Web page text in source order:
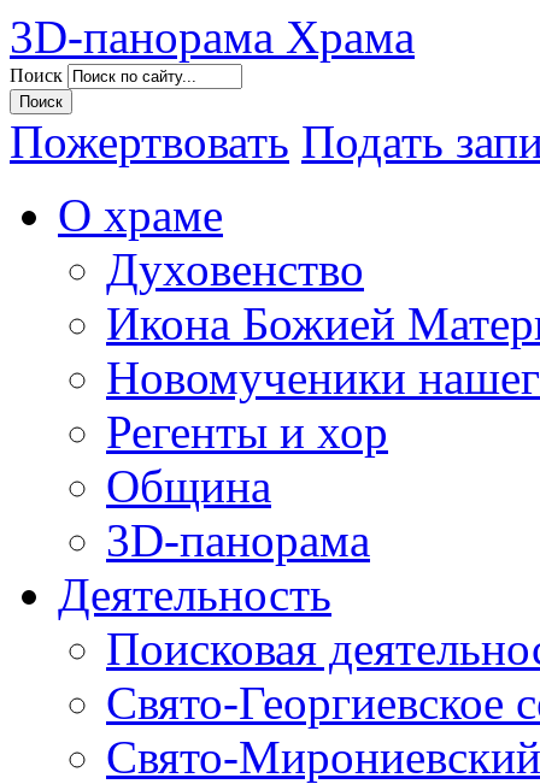
3D-панорама Храма
Поиск
Пожертвовать Подать
О храме
Духовенство
Икона Божией
Новомученики
Регенты и хор
Община
3D-панорама
Деятельность
Поисковая
Свято-Георгиевское
Свято-